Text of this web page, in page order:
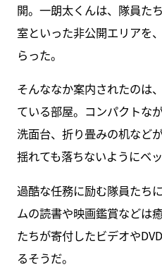
開。一朗太くんは、隊員た
室といった非公開エリアを
らった。
そんななか案内されたのは
ている部屋。コンパクトな
洗面台、折り畳みの机など
揺れても落ちないようにベ
過酷な任務に励む隊員たち
ムの読書や映画鑑賞などは
たちが寄付したビデオや
るそうだ。